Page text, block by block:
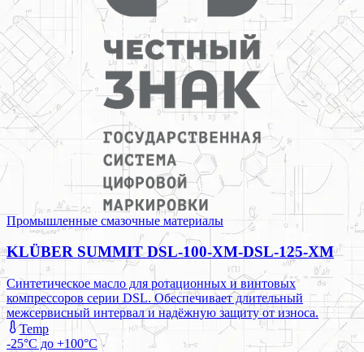
Промышленные смазочные материалы
KLÜBER SUMMIT DSL-100-XM-DSL-125-XM
Синтетическое масло для ротационных и винтовых
компрессоров серии DSL. Обеспечивает длительный
межсервисный интервал и надёжную защиту от износа.
Temp
-25°C до +100°C